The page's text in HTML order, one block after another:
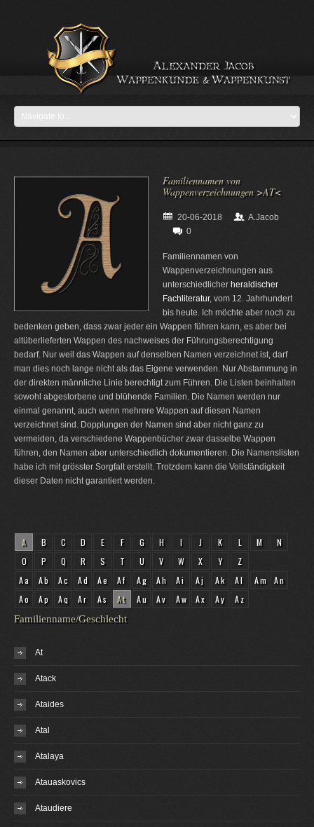
Familiennamen von
Wappenverzeichnungen >AT<
20-06-2018
A.Jacob
0
Familiennamen von
Wappenverzeichnungen aus
unterschiedlicher heraldischer
Fachliteratur, vom 12. Jahrhundert
bis heute. Ich möchte aber noch zu
bedenken geben, dass zwar jeder ein Wappen führen kann, es aber bei
altüberlieferten Wappen des nachweises der Führungsberechtigung
bedarf. Nur weil das Wappen auf denselben Namen verzeichnet ist, darf
man dies noch lange nicht als das Eigene verwenden. Nur Abstammung in
der direkten männliche Linie berechtigt zum Führen. Die Listen beinhalten
sowohl abgestorbene und blühende Familien. Die Namen werden nur
einmal genannt, auch wenn mehrere Wappen auf diesen Namen
verzeichnet sind. Dopplungen der Namen sind aber nicht ganz zu
vermeiden, da verschiedene Wappenbücher zwar dasselbe Wappen
führen, den Namen aber unterschiedlich dokumentieren. Die Namenslisten
habe ich mit grösster Sorgfalt erstellt. Trotzdem kann die Vollständigkeit
dieser Daten nicht garantiert werden.
A B C D E F G H I J K L M
N
O
P Q R S T U V W X Y
Z
Aa
Ab Ac Ad Ae Af Ag Ah Ai Aj Ak Al Am An
Ao
Ap Aq Ar As At Au Av Aw Ax Ay Az
Familienname/Geschlecht
At
Atack
Ataides
Atal
Atalaya
Atauaskovics
Ataudiere